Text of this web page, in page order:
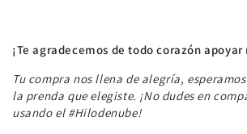
¡Te agradecemos de todo corazón
Tu compra nos llena de alegría,
la prenda que elegiste. ¡No dudes en
usando el #Hilodenube!